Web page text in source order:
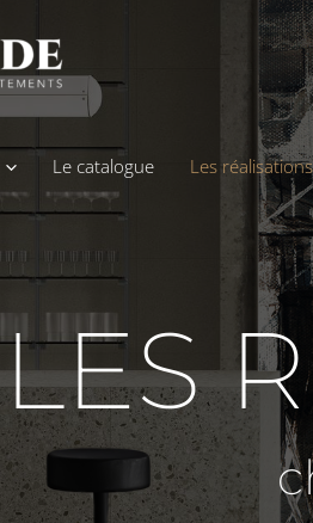
Le catalogue Les réalisations
LES